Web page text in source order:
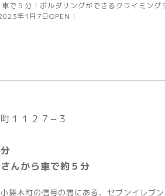
で５分！ボルダリングができるクライミン
年1月7日OPEN！
１１２７−３
んから車で約５分
舞木町の信号の間にある、セブンイレブ